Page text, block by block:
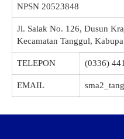
NPSN 20523848
Jl. Salak No. 126, Dusun
Kecamatan Tanggul,
TELEPON (0336)
EMAIL